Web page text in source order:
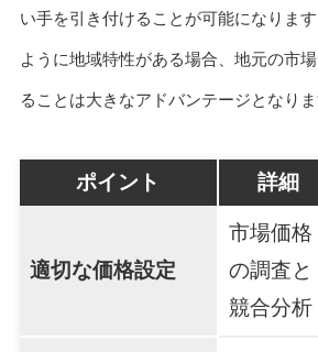
い手を引き付けることが可能になりま
ように地域特性がある場合、地元の市
ることは大きなアドバンテージとなりま
ポイント 詳細
適切な価格設定
市場価格
の調査と
競合分析